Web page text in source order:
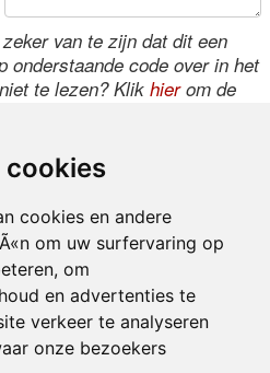
cookies
cookies en andere
om uw surfervaring op
om
en advertenties te
verkeer te analyseren
onze bezoekers
van te zijn dat dit een
onderstaande code over in het
te lezen? Klik hierom de